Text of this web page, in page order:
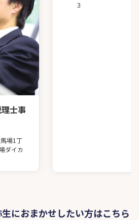
士事
場1丁
ダイカ
３
におまかせしたい方はこちら